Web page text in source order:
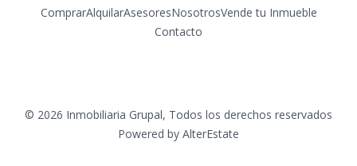
ComprarAlquilarAsesoresNosotrosVende tu Inmueble
Contacto
© 2026 Inmobiliaria Grupal, Todos los derechos reservados
Powered by AlterEstate